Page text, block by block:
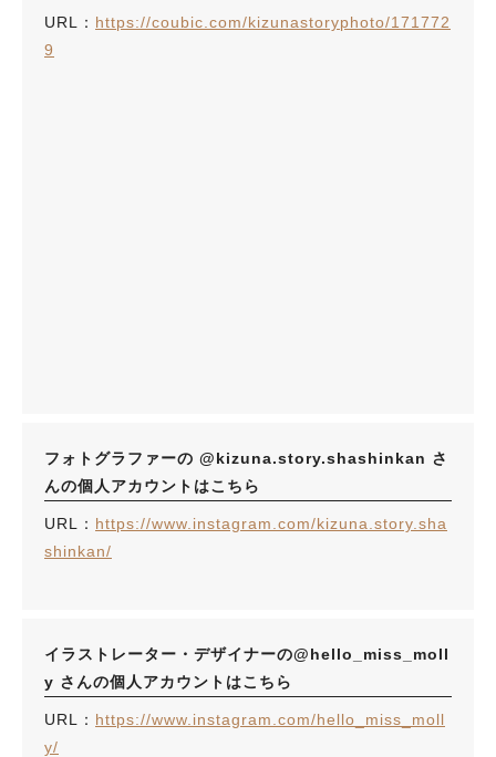
URL： https://coubic.com/kizunastoryphoto/171772
9
フォトグラファーの @kizuna.story.shashinkan さ
んの個人アカウントはこちら
URL： https://www.instagram.com/kizuna.story.sha
shinkan/
イラストレーター・デザイナーの@hello_miss_moll
y さんの個人アカウントはこちら
URL： https://www.instagram.com/hello_miss_moll
y/